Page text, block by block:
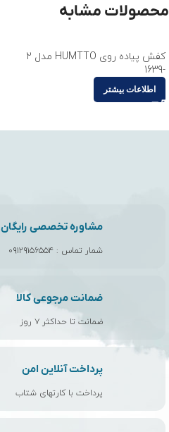
محصولات مشابه
کفش پیاده روی HUMTTO مدل 2
-1639
اطلاعات بیشتر
مشاوره تخصصی رایگان
شمار تماس : ۰۹۱۲۹۱۵۶۵۵۴
ضمانت مرجوعی کالا
ضمانت تا حداکثر ۷ روز
پرداخت آنلاین امن
پرداخت با کارتهای شتاب